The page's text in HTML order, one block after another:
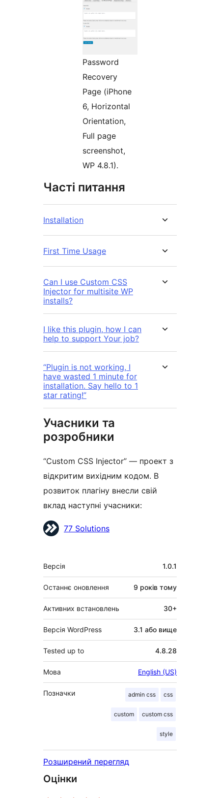
Password
Recovery
Page (iPhone
6, Horizontal
Orientation,
Full page
screenshot,
WP 4.8.1).
Часті питання
Installation
First Time Usage
Can I use Custom CSS
Injector for multisite WP
installs?
I like this plugin, how I can
help to support Your job?
“Plugin is not working, I
have wasted 1 minute for
installation. Say hello to 1
star rating!”
Учасники та
розробники
“Custom CSS Injector” — проект з
відкритим вихідним кодом. В
розвиток плагіну внесли свій
вклад наступні учасники:
Учасники77 Solutions
Мета
Версія 1.0.1
Останнє оновлення 9 років тому
Активних встановлень 30+
Версія WordPress 3.1 або вище
Tested up to 4.8.28
Мова English (US)
Позначки admin css css
custom custom css
style
Розширений перегляд
Оцінки